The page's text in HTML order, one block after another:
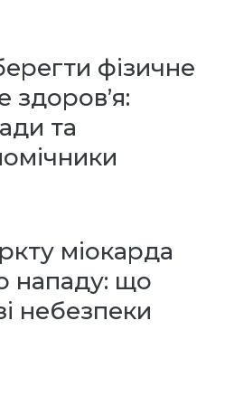
фізичне
здоров’я:
та
міокарда
нападу: що
небезпеки